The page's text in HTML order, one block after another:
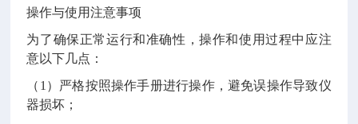
操作与使用注意事项
为了确保正常运行和准确性，操作和使用过程中应注
意以下几点：
（1）严格按照操作手册进行操作，避免误操作导致仪
器损坏；